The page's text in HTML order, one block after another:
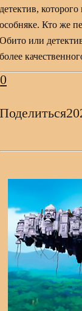
детектив,
особняке. Кто же
Обито или
более
0
Поделиться